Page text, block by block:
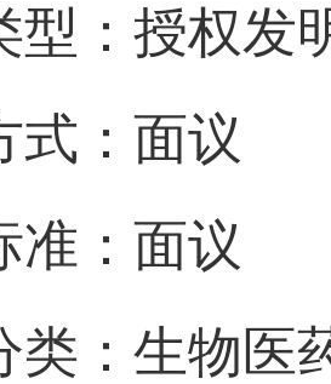
型：授权发
式：面议
准：面议
类：生物医